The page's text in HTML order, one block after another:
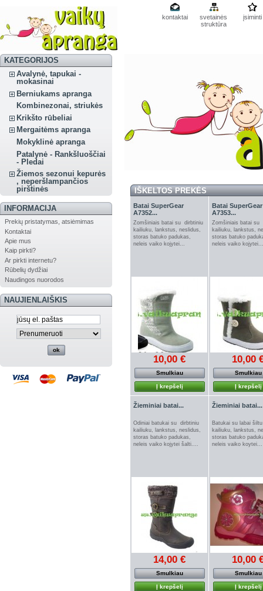
kontaktai
svetainės
struktūra
įsiminti
KATEGORIJOS
Avalynė, tapukai -
mokasinai
Berniukams apranga
Kombinezonai, striukės
Krikšto rūbeliai
Mergaitėms apranga
Mokyklinė apranga
Patalynė - Rankšluoščiai
- Pledai
Žiemos sezonui kepurės
, neperšlampančios
pirštinės
INFORMACIJA
Prekių pristatymas, atsiėmimas
Kontaktai
Apie mus
Kaip pirkti?
Ar pirkti internetu?
Rūbelių dydžiai
Naudingos nuorodos
NAUJIENLAIŠKIS
IŠKELTOS PREKĖS
Batai SuperGear
A7352...
Zomšiniais batai su dirbtiniu
kailiuku, lankstus, neslidus,
storas batuko padukas,
neleis vaiko kojytei...
10,00 €
Smulkiau
Į krepšelį
Batai SuperGear
A7353...
Zomšiniais batai su
kailiuku, lankstus,
storas batuko
neleis vaiko kojytei...
10,00
Smulkiau
Į krepšelį
Žieminiai batai...
Odiniai batukai su dirbtiniu
kailiuku, lankstus, neslidus,
storas batuko padukas,
neleis vaiko kojytei šalti....
14,00 €
Smulkiau
Į krepšelį
Žieminiai batai...
Batukai su labai
kailiuku, lankstus,
storas batuko
neleis vaiko koytei...
10,00
Smulkiau
Į krepšelį